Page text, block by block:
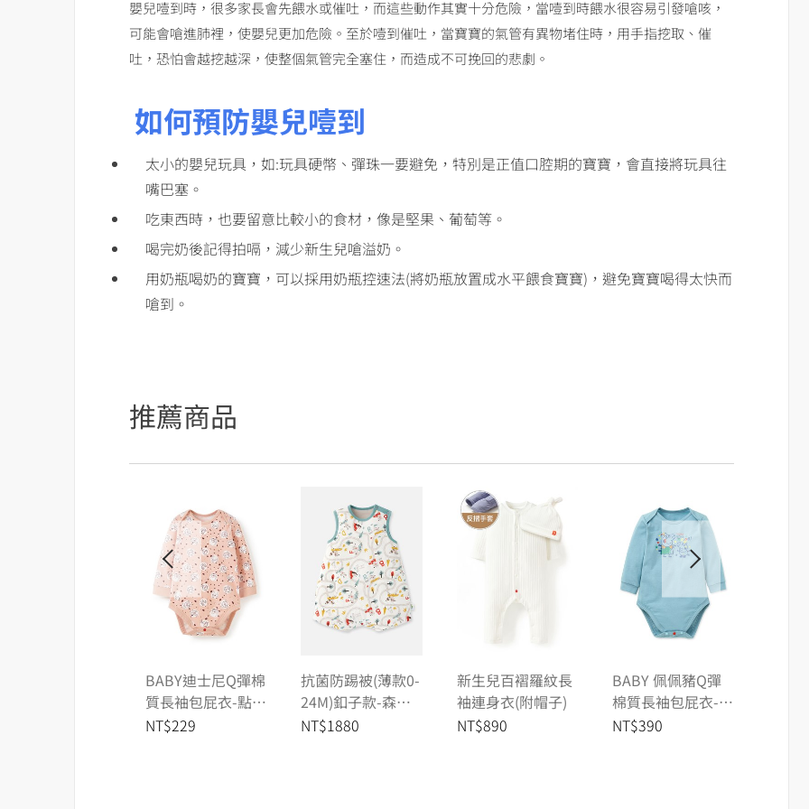
嬰兒噎到時，很多家長會先餵水或催吐，而這些動作其實十分危險，當噎到時餵水很容易引發嗆咳，
可能會嗆進肺裡，使嬰兒更加危險。至於噎到催吐，當寶寶的氣管有異物堵住時，用手指挖取、催
吐，恐怕會越挖越深，使整個氣管完全塞住，而造成不可挽回的悲劇。
如何預防嬰兒噎到
太小的嬰兒玩具，如:玩具硬幣、彈珠一要避免，特別是正值口腔期的寶寶，會直接將玩具往
嘴巴塞。
吃東西時，也要留意比較小的食材，像是堅果、葡萄等。
喝完奶後記得拍嗝，減少新生兒嗆溢奶。
用奶瓶喝奶的寶寶，可以採用奶瓶控速法(將奶瓶放置成水平餵食寶寶)，避免寶寶喝得太快而
嗆到。
推薦商品
BABY迪士尼Q彈棉
質長袖包屁衣-點點
貓狗
NT$229
抗菌防踢被(薄款0-
24M)釦子款-森林
碰碰車
NT$1880
新生兒百褶羅紋長
袖連身衣(附帽子)
NT$890
BABY 佩佩豬Q彈
棉質長袖包屁衣-搖
滾佩佩豬&喬治
NT$390